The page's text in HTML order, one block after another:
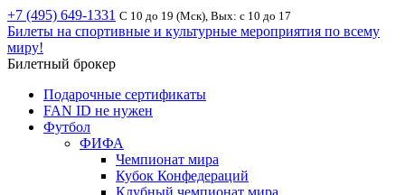
+7 (495) 649-1331 С 10 до 19 (Мск), Вых: с 10 до 17
Билеты на спортивные и культурные мероприятия по всему
миру!
Билетный брокер
Подарочные сертификаты
FAN ID не нужен
Футбол
ФИФА
Чемпионат мира
Кубок Конфедераций
Клубный чемпионат мира